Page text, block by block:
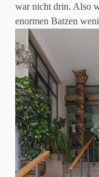
war nicht drin. Also
enormen Batzen